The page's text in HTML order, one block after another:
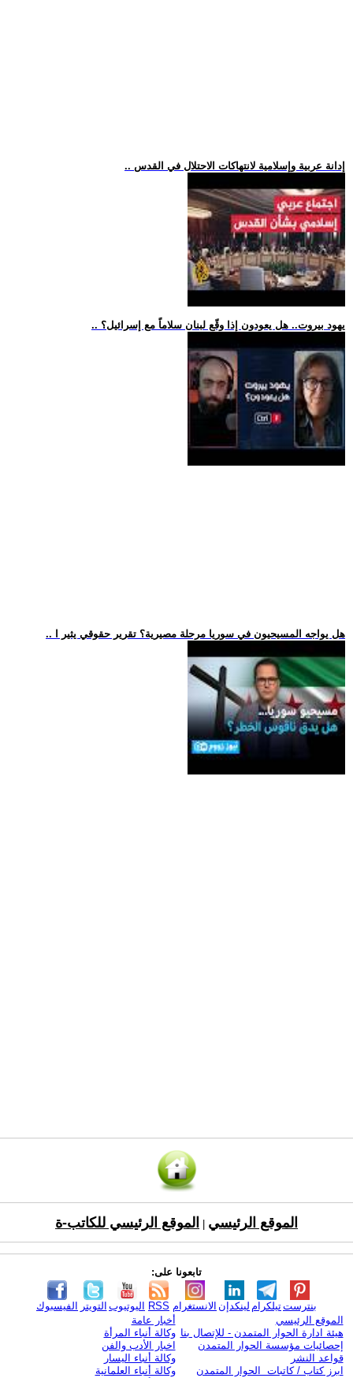
.. إدانة عربية وإسلامية لانتهاكات الاحتلال في القدس
.. يهود بيروت.. هل يعودون إذا وقّع لبنان سلاماً مع إسرائيل؟
.. هل يواجه المسيحيون في سوريا مرحلة مصيرية؟ تقرير حقوقي يثير ا
الموقع الرئيسي الموقع الرئيسي للكاتب-ة
تابعونا على:
الفيسبوك التويتر اليوتيوب RSS الانستغرام لينكدإن تيلكرامبنترست
الموقع الرئيسي
هيئة ادارة الحوار المتمدن - للإتصال بنا
إحصائيات مؤسسة الحوار المتمدن
قواعد النشر
ابرز كتاب / كاتبات الحوار المتمدن
أخبار عامة
وكالة أنباء المرأة
اخبار الأدب والفن
وكالة أنباء اليسار
وكالة أنباء العلمانية